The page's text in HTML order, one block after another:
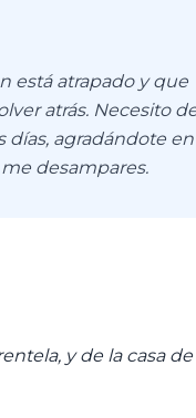
está atrapado y que
atrás. Necesito
días, agradándote en
desampares.
y de la casa